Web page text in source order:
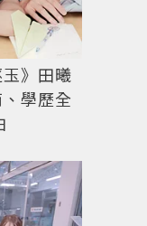
》田曦
學歷全